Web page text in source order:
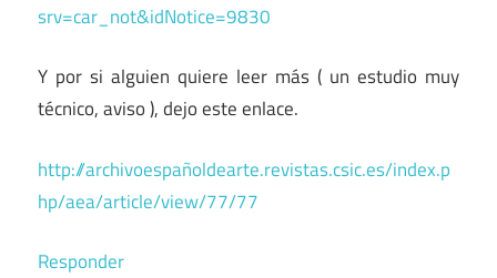
srv=car_not&idNotice=9830
Y por si alguien quiere leer más ( un estudio muy
técnico, aviso ), dejo este enlace.
http://archivoespañoldearte.revistas.csic.es/index.p
hp/aea/article/view/77/77
Responder